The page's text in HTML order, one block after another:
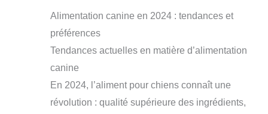
Alimentation canine en 2024 : tendances et
préférences
Tendances actuelles en matière d’alimentation
canine
En 2024, l’aliment pour chiens connaît une
révolution : qualité supérieure des ingrédients,